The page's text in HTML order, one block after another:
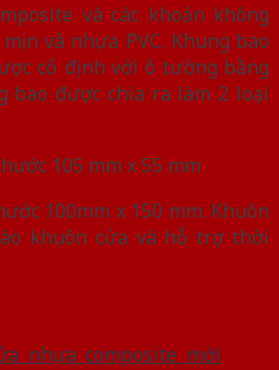
và các khoản không
và nhựa PVC. Khung bao
cố định với ô tường bằng
bao được chia ra làm 2 loại
105 mm x 55 mm
100mm x 150 mm. Khuôn
khuôn cửa và hỗ trợ thời
nhựa composite mới